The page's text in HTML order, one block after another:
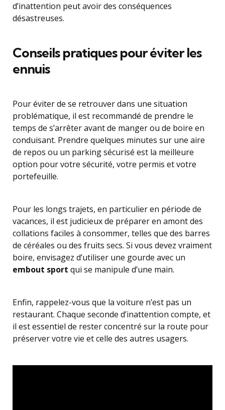
d’inattention peut avoir des conséquences
désastreuses.
Conseils pratiques pour éviter les
ennuis
Pour éviter de se retrouver dans une situation
problématique, il est recommandé de prendre le
temps de s’arrêter avant de manger ou de boire en
conduisant. Prendre quelques minutes sur une aire
de repos ou un parking sécurisé est la meilleure
option pour votre sécurité, votre permis et votre
portefeuille.
Pour les longs trajets, en particulier en période de
vacances, il est judicieux de préparer en amont des
collations faciles à consommer, telles que des barres
de céréales ou des fruits secs. Si vous devez vraiment
boire, envisagez d’utiliser une gourde avec un
embout sport qui se manipule d’une main.
Enfin, rappelez-vous que la voiture n’est pas un
restaurant. Chaque seconde d’inattention compte, et
il est essentiel de rester concentré sur la route pour
préserver votre vie et celle des autres usagers.